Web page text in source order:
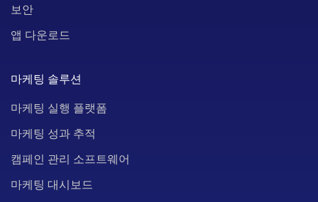
보안
앱 다운로드
마케팅 솔루션
마케팅 실행 플랫폼
마케팅 성과 추적
캠페인 관리 소프트웨어
마케팅 대시보드